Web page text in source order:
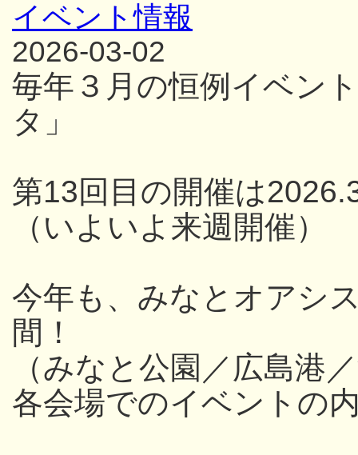
イベント情報
2026-03-02
毎年３月の恒例イベン
タ」
第13回目の開催は
（いよいよ来週開催）
今年も、みなとオアシ
間！
（みなと公園／広島港
各会場でのイベントの